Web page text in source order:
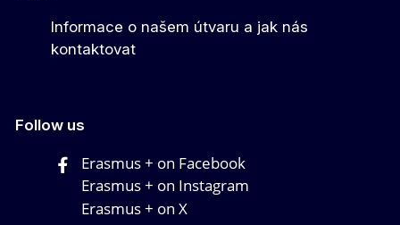
Informace o našem útvaru a jak nás
kontaktovat
Follow us
Erasmus + on Facebook
Erasmus + on Instagram
Erasmus + on X